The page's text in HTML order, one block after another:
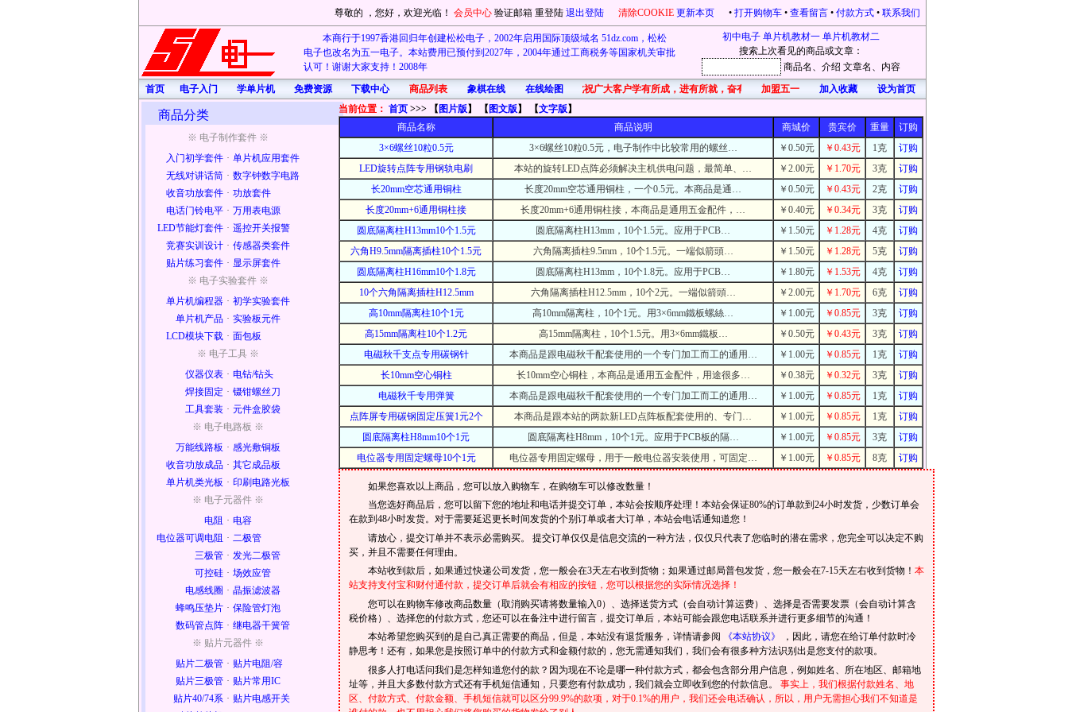
尊敬的 ，您好，欢迎光临！ 会员中心 验证邮箱 重登陆 退出登陆 清除COOKIE 更新本页 • 打开购物车 • 查看留言 • 付款方式 • 联系我们
本商行于1997香港回归年创建松松电子，2002年启用国际顶级域名 51dz.com，松松
电子也改名为五一电子。本站费用已预付到2027年，2004年通过工商税务等国家机关审批
认可！谢谢大家支持！2008年
初中电子 单片机教材一 单片机教材二
搜索上次看见的商品或文章：
商品名 、介绍 文章名 、内容
首页
电子入门 学单片机 免费资源 下载中心 商品列表 象棋在线 在线绘图首先在此祝广大客户学有所成，进有所就，奋有所获，开心每一天！凡在本站购物的，均有礼品赠送。本站为感恩新老客
加盟五一 加入收藏 设为首页
商品分类
※ 电子制作套件 ※
入门初学套件 · 单片机应用套件
无线对讲话筒 · 数字钟数字电路
收音功放套件 · 功放套件
电话门铃电平 · 万用表电源
LED节能灯套件 · 遥控开关报警
竞赛实训设计 · 传感器类套件
贴片练习套件 · 显示屏套件
※ 电子实验套件 ※
单片机编程器 · 初学实验套件
单片机产品 · 实验板元件
LCD模块下载 · 面包板
※ 电子工具 ※
仪器仪表 · 电钻/钻头
焊接固定 · 镊钳螺丝刀
工具套装 · 元件盒胶袋
※ 电子电路板 ※
万能线路板 · 感光敷铜板
收音功放成品 · 其它成品板
单片机类光板 · 印刷电路光板
※ 电子元器件 ※
电阻 · 电容
电位器可调电阻 · 二极管
三极管 · 发光二极管
可控硅 · 场效应管
电感线圈 · 晶振滤波器
蜂鸣压垫片 · 保险管灯泡
数码管点阵 · 继电器干簧管
※ 贴片元器件 ※
贴片二极管 · 贴片电阻/容
贴片三极管 · 贴片常用IC
贴片40/74系 · 贴片电感开关
当前位置： 首页 >>> 【 图片版】 【 图文版】 【文字版】
商品名称
商品说明 商城价 贵宾价 重量
订购
3×6螺丝10粒0.5元
3×6螺丝10粒0.5元，电子制作中比较常用的螺丝… ￥0.50元 ￥0.43元 1克
订购
LED旋转点阵专用钢轨电刷
本站的旋转LED点阵必须解决主机供电问题，最简单、… ￥2.00元 ￥1.70元 3克
订购
长20mm空芯通用铜柱
长度20mm空芯通用铜柱，一个0.5元。本商品是通… ￥0.50元 ￥0.43元 2克
订购
长度20mm+6通用铜柱接
长度20mm+6通用铜柱接，本商品是通用五金配件，… ￥0.40元 ￥0.34元 3克
订购
圆底隔离柱H13mm10个1.5元
圆底隔离柱H13mm，10个1.5元。应用于PCB… ￥1.50元 ￥1.28元 4克
订购
六角H9.5mm隔离插柱10个1.5元
六角隔离插柱9.5mm，10个1.5元。一端似箭頭… ￥1.50元 ￥1.28元 5克
订购
圆底隔离柱H16mm10个1.8元
圆底隔离柱H13mm，10个1.8元。应用于PCB… ￥1.80元 ￥1.53元 4克
订购
10个六角隔离插柱H12.5mm
六角隔离插柱H12.5mm，10个2元。一端似箭頭… ￥2.00元 ￥1.70元 6克
订购
高10mm隔离柱10个1元
高10mm隔离柱，10个1元。用3×6mm鐵板螺絲… ￥1.00元 ￥0.85元 3克
订购
高15mm隔离柱10个1.2元
高15mm隔离柱，10个1.5元。用3×6mm鐵板… ￥0.50元 ￥0.43元 3克
订购
电磁秋千支点专用碳钢针
本商品是跟电磁秋千配套使用的一个专门加工而工的通用… ￥1.00元 ￥0.85元 1克
订购
长10mm空心铜柱
长10mm空心铜柱，本商品是通用五金配件，用途很多… ￥0.38元 ￥0.32元 3克
订购
电磁秋千专用弹簧
本商品是跟电磁秋千配套使用的一个专门加工而工的通用… ￥1.00元 ￥0.85元 1克
订购
点阵屏专用碳钢固定压簧1元2个
本商品是跟本站的两款新LED点阵板配套使用的、专门… ￥1.00元 ￥0.85元 1克
订购
圆底隔离柱H8mm10个1元
圆底隔离柱H8mm，10个1元。应用于PCB板的隔… ￥1.00元 ￥0.85元 3克
订购
电位器专用固定螺母10个1元
电位器专用固定螺母，用于一般电位器安装使用，可固定… ￥1.00元 ￥0.85元 8克 订购
如果您喜欢以上商品，您可以放入购物车，在购物车可以修改数量！
当您选好商品后，您可以留下您的地址和电话并提交订单，本站会按顺序处理！本站会保证80%的订单款到24小时发货，少数订单会
在款到48小时发货。对于需要延迟更长时间发货的个别订单或者大订单，本站会电话通知道您！
请放心，提交订单并不表示必需购买。 提交订单仅仅是信息交流的一种方法，仅仅只代表了您临时的潜在需求，您完全可以决定不购
买，并且不需要任何理由。
本站收到款后，如果通过快递公司发货，您一般会在3天左右收到货物；如果通过邮局普包发货，您一般会在7-15天左右收到货物！ 本
站支持支付宝和财付通付款，提交订单后就会有相应的按钮，您可以根据您的实际情况选择！
您可以在购物车修改商品数量（取消购买请将数量输入0）、选择送货方式（会自动计算运费）、选择是否需要发票（会自动计算含
税价格）、选择您的付款方式，您还可以在备注中进行留言，提交订单后，本站可能会跟您电话联系并进行更多细节的沟通！
本站希望您购买到的是自己真正需要的商品，但是，本站没有退货服务，详情请参阅
《本站协议》
，因此，请您在给订单付款时冷
静思考！还有，如果您是按照订单中的付款方式和金额付款的，您无需通知我们，我们会有很多种方法识别出是您支付的款项。
很多人打电话问我们是怎样知道您付的款？因为现在不论是哪一种付款方式，都会包含部分用户信息，例如姓名、所在地区、邮箱地
址等，并且大多数付款方式还有手机短信通知，只要您有付款成功，我们就会立即收到您的付款信息。 事实上，我们根据付款姓名、地
区、付款方式、付款金额、手机短信就可以区分99.9%的款项，对于0.1%的用户，我们还会电话确认，所以，用户无需担心我们不知道是